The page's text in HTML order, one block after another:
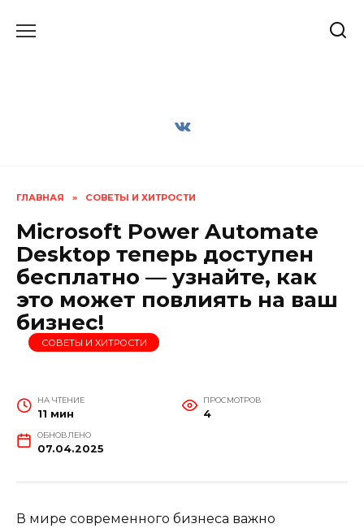
ГЛАВНАЯ » СОВЕТЫ И ХИТРОСТИ
Microsoft Power Automate
Desktop теперь доступен
бесплатно — узнайте, как
это может повлиять на ваш
бизнес!
СОВЕТЫ И ХИТРОСТИ
НА ЧТЕНИЕ
11 мин
ПРОСМОТРОВ
4
ОБНОВЛЕНО
07.04.2025
В мире современного бизнеса важно